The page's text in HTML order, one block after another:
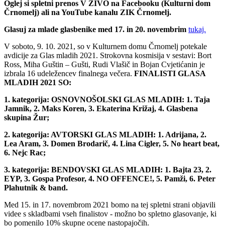
Oglej si spletni prenos V ŽIVO na Facebooku (Kulturni dom
Črnomelj) ali na YouTube kanalu ZIK Črnomelj.
Glasuj za mlade glasbenike med 17. in 20. novembrim tukaj.
V soboto, 9. 10. 2021, so v Kulturnem domu Črnomelj potekale
avdicije za Glas mladih 2021. Strokovna kosmisija v sestavi: Bort
Ross, Miha Guštin – Gušti, Rudi Vlašič in Bojan Cvjetićanin je
izbrala 16 udeležencev finalnega večera. FINALISTI GLASA
MLADIH 2021 SO:
1. kategorija: OSNOVNOŠOLSKI GLAS MLADIH: 1. Taja
Jamnik, 2. Maks Koren, 3. Ekaterina Križaj, 4. Glasbena
skupina Žur;
2. kategorija: AVTORSKI GLAS MLADIH: 1. Adrijana, 2.
Lea Aram, 3. Domen Brodarič, 4. Lina Cigler, 5. No heart beat,
6. Nejc Rac;
3. kategorija: BENDOVSKI GLAS MLADIH: 1. Bajta 23, 2.
EYP, 3. Gospa Profesor, 4. NO OFFENCE!, 5. Pamži, 6. Peter
Plahutnik & band.
Med 15. in 17. novembrom 2021 bomo na tej spletni strani objavili
videe s skladbami vseh finalistov - možno bo spletno glasovanje, ki
bo pomenilo 10% skupne ocene nastopajočih.